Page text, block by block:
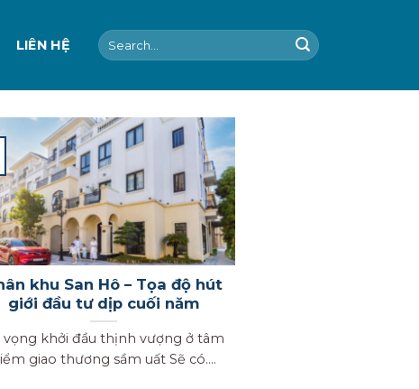
LIÊN HỆ
Search
for:
khu San Hô – Tọa độ hút
giới đầu tư dịp cuối năm
vọng khởi đầu thịnh vượng ở tâm
giao thương sầm uất Sẽ có....